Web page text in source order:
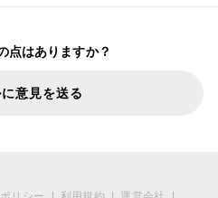
点はありますか？
意見を送る